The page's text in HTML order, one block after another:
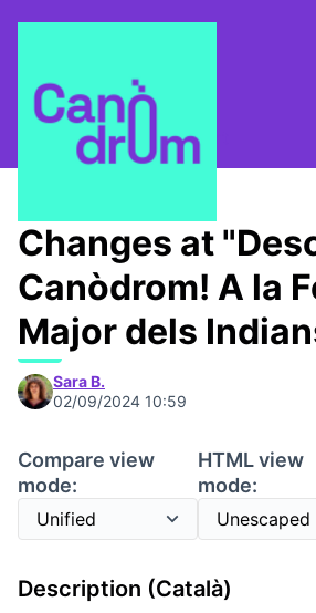
/ Canòdrom Obert
Changes at
Canòdrom! A la
Major dels
Sara B.
02/09/2024 10:59
Compare view
mode:
HTML view
mode:
Description (Català)